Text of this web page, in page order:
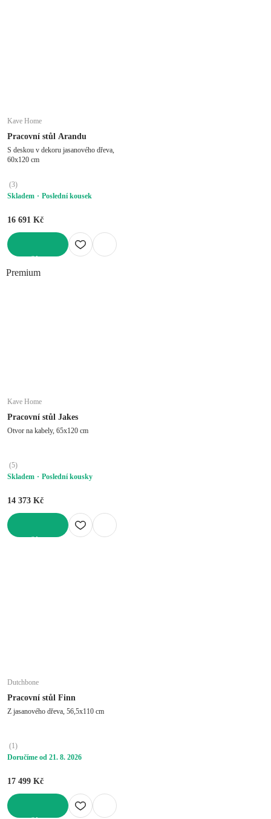
Kave Home
Pracovní stůl Arandu
S deskou v dekoru jasanového dřeva,
60x120 cm
(3)
Skladem
Poslední kousek
16 691 Kč
Premium
Kave Home
Pracovní stůl Jakes
Otvor na kabely, 65x120 cm
(5)
Skladem
Poslední kousky
14 373 Kč
Dutchbone
Pracovní stůl Finn
Z jasanového dřeva, 56,5x110 cm
(1)
Doručíme od 21. 8. 2026
17 499 Kč